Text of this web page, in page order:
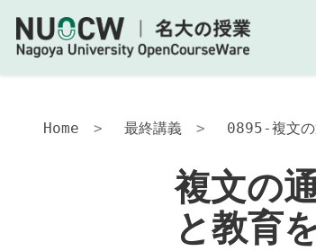
Home 最終講義 0895-複文の
複文の
と教育